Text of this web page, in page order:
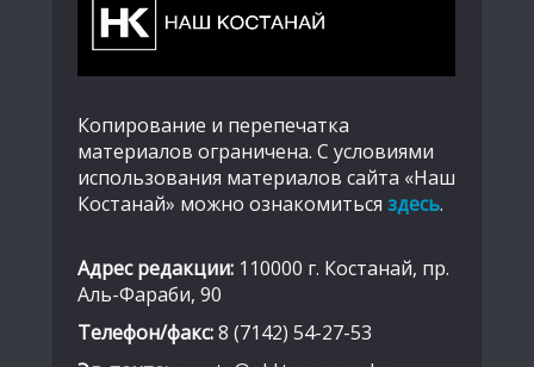
Копирование и перепечатка
материалов ограничена. С условиями
использования материалов сайта «Наш
Костанай» можно ознакомиться здесь.
Адрес редакции: 110000 г. Костанай, пр.
Аль-Фараби, 90
Телефон/факс:8 (7142) 54-27-53